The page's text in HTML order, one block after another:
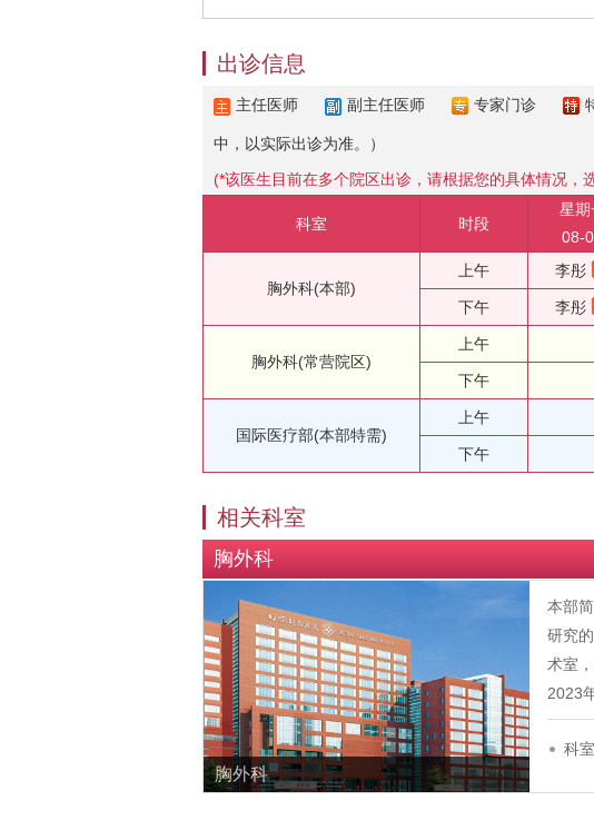
出诊信息
主任医师 副主任医师 专家门诊
中，以实际出诊为准。）
(*该医生目前在多个院区出诊，请根据您的具体情况，
科室 时段
星期
08-
胸外科(本部)
上午 李彤
下午 李彤
胸外科(常营院区)
上午
下午
国际医疗部(本部特需)
上午
下午
相关科室
胸外科
胸外科
本部
研究
术室
2023
科